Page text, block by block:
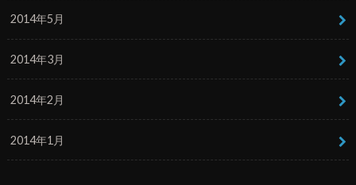
2014年5月
2014年3月
2014年2月
2014年1月